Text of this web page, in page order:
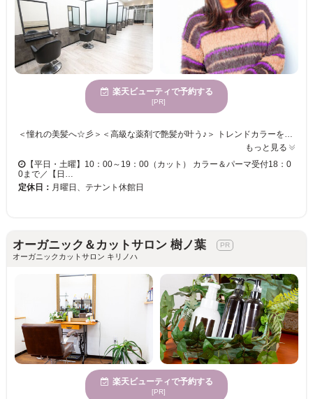
楽天ビューティで予約する
[PR]
もっと見る
【平日・土曜】10：00～19：00（カット） カラー＆パーマ受付18：0
0まで／【日…
定休日： 月曜日、テナント休館日
オーガニック＆カットサロン 樹ノ葉
オーガニックカットサロン キリノハ
楽天ビューティで予約する
[PR]